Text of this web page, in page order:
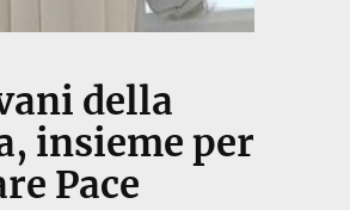
della
insieme per
Pace